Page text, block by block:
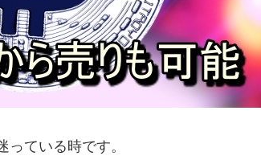
ている時です。